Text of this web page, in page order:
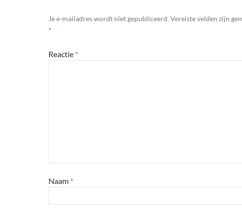
Je e-mailadres wordt niet gepubliceerd. Vereiste velden zijn
*
Reactie *
Naam *